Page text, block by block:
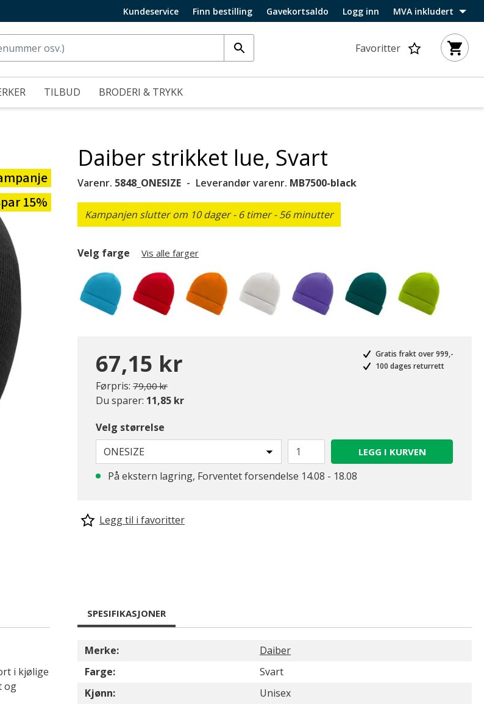
Kundeservice Finn bestilling Gavekortsaldo Logg inn MVA inkludert
Favoritter
TILBUD BRODERI & TRYKK
15%
Daiber strikket lue, Svart
Varenr. 5848_ONESIZE Leverandør varenr. MB7500-black
Kampanjen slutter om 10 dager - 6 timer - 56 minutter
Velg farge Vis alle farger
67,15 kr
Førpris: Pris redusert fra
79,00 krtil
Du sparer: 11,85 kr
Gratis frakt over 999,-
100 dages returrett
Velg størrelse
ONESIZE
LEGG I KURVEN
På ekstern lagring, Forventet forsendelse 14.08 - 18.08
Legg til i favoritter
i kjølige
og
SPESIFIKASJONER
Merke:
Daiber
Farge:
Svart
Kjønn:
Unisex